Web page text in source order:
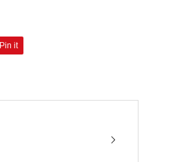
Pin it